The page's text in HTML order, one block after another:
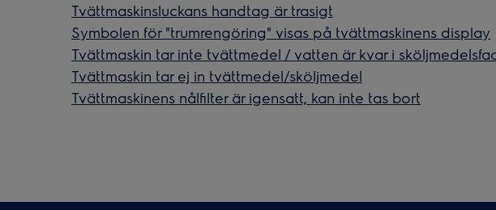
Tvättmaskinsluckans handtag är trasigt
Symbolen för "trumrengöring" visas på tvättmaskinens display
Tvättmaskin tar inte tvättmedel / vatten är kvar i
Tvättmaskin tar ej in tvättmedel/sköljmedel
Tvättmaskinens nålfilter är igensatt, kan inte tas bort